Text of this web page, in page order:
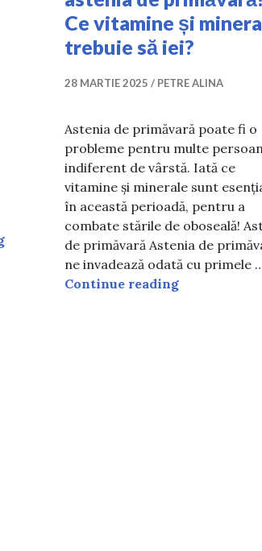
cum pot fi folosite fondurile
Trecerea la ora de vară în 2025. Cum ne
Ce vitamine și
trebuie să iei?
28 MARTIE 2025 PETRE ALINA
Astenia de primăvară poate fi o
probleme pentru multe
indiferent de vârstă. Iată ce
vitamine și minerale sunt
în această perioadă, pentru a
combate stările de oboseală!
de primăvară Astenia de
ne invadează odată cu primele
Continue readingNu te lăsa